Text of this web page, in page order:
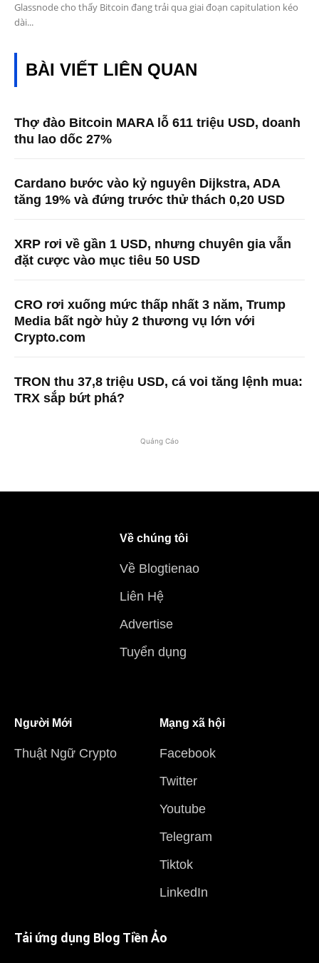
Glassnode cho thấy Bitcoin đang trải qua giai đoạn capitulation kéo
dài...
BÀI VIẾT LIÊN QUAN
Thợ đào Bitcoin MARA lỗ 611 triệu USD, doanh
thu lao dốc 27%
Cardano bước vào kỷ nguyên Dijkstra, ADA
tăng 19% và đứng trước thử thách 0,20 USD
XRP rơi về gần 1 USD, nhưng chuyên gia vẫn
đặt cược vào mục tiêu 50 USD
CRO rơi xuống mức thấp nhất 3 năm, Trump
Media bất ngờ hủy 2 thương vụ lớn với
Crypto.com
TRON thu 37,8 triệu USD, cá voi tăng lệnh mua:
TRX sắp bứt phá?
Quảng Cáo
Về chúng tôi
Về Blogtienao
Liên Hệ
Advertise
Tuyển dụng
Người Mới
Thuật Ngữ Crypto
Mạng xã hội
Facebook
Twitter
Youtube
Telegram
Tiktok
LinkedIn
Tải ứng dụng Blog Tiền Ảo